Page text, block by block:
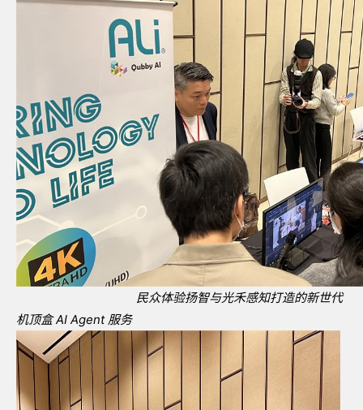
民众体验扬智与光禾感知打造的新世代
机顶盒AI Agent 服务